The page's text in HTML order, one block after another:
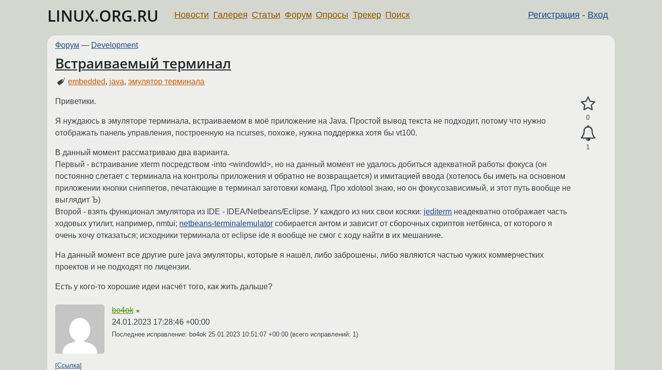
LINUX.ORG.RU Регистрация - Вход
Новости Галерея Статьи Форум Опросы Трекер Поиск
Форум — Development
Встраиваемый терминал
embedded, java,эмулятор терминала
0
1
Приветики.
Я нуждаюсь в эмуляторе терминала, встраиваемом в моё приложение на Java. Простой вывод текста не подходит, потому что нужно
отображать панель управления, построенную на ncurses, похоже, нужна поддержка хотя бы vt100.
В данный момент рассматриваю два варианта.
Первый - встраивание xterm посредством -into <windowId>, но на данный момент не удалось добиться адекватной работы фокуса (он
постоянно слетает с терминала на контролы приложения и обратно не возвращается) и имитацией ввода (хотелось бы иметь на основном
приложении кнопки сниппетов, печатающие в терминал заготовки команд. Про xdotool знаю, но он фокусозависимый, и этот путь вообще не
выглядит Ъ)
Второй - взять функционал эмулятора из IDE - IDEA/Netbeans/Eclipse. У каждого из них свои косяки: jediterm неадекватно отображает часть
ходовых утилит, например, nmtui; netbeans-terminalemulator собирается антом и зависит от сборочных скриптов нетбинса, от которого я
очень хочу отказаться; исходники терминала от eclipse ide я вообще не смог с ходу найти в их мешанине.
На данный момент все другие pure java эмуляторы, которые я нашёл, либо заброшены, либо являются частью чужих коммерчестких
проектов и не подходят по лицензии.
Есть у кого-то хорошие идеи насчёт того, как жить дальше?
bo4ok ★
24.01.2023 17:28:46 +00:00
Последнее исправление: bo4ok 25.01.2023 10:51:07 +00:00 (всего исправлений: 1)
Ссылка